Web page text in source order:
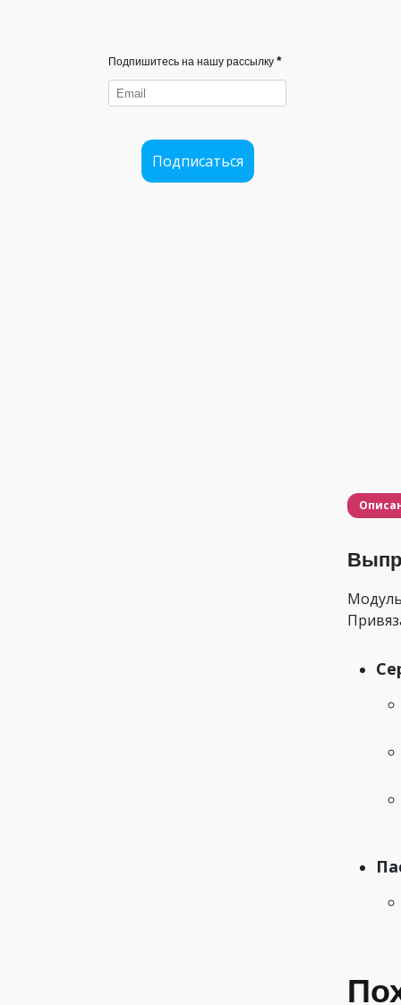
Подпишитесь на нашу рассылку *
Подписаться